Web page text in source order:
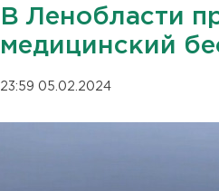
В Ленобласти
медицинский
23:59 05.02.2024